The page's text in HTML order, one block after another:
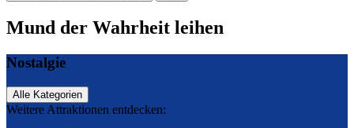
Mund der Wahrheit leihen
Nostalgie
Alle Kategorien
Weitere Attraktionen entdecken: